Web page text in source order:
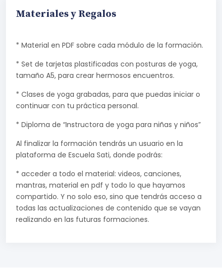
Materiales y Regalos
* Material en PDF sobre cada módulo de la formación.
* Set de tarjetas plastificadas con posturas de yoga,
tamaño A5, para crear hermosos encuentros.
* Clases de yoga grabadas, para que puedas iniciar o
continuar con tu práctica personal.
* Diploma de “Instructora de yoga para niñas y niños”
Al finalizar la formación tendrás un usuario en la
plataforma de Escuela Sati, donde podrás:
* acceder a todo el material: videos, canciones,
mantras, material en pdf y todo lo que hayamos
compartido. Y no solo eso, sino que tendrás acceso a
todas las actualizaciones de contenido que se vayan
realizando en las futuras formaciones.